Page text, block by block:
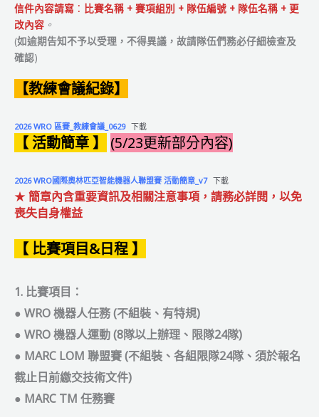
信件內容請寫 ： 比賽名稱 + 賽項組別 + 隊伍編號 + 隊伍名稱 + 更
改內容 。
(如逾期告知不予以受理，不得異議，故請隊伍們務必仔細檢查及
確認)
【教練會議紀錄】
2026 WRO 區賽_教練會議_0629 下載
【 活動簡章 】 (5/23更新部分內容)
2026 WRO國際奧林匹亞智能機器人聯盟賽 活動簡章_v7 下載
★ 簡章內含重要資訊及相關注意事項，請務必詳閱，以免
喪失自身權益
【 比賽項目&日程 】
1. 比賽項目：
● WRO 機器人任務 (不組裝、有特規)
● WRO 機器人運動 (8隊以上辦理、限隊24隊)
● MARC LOM 聯盟賽 (不組裝、各組限隊24隊、 須於報名
截止日前繳交技術文件)
● MARC TM 任務賽